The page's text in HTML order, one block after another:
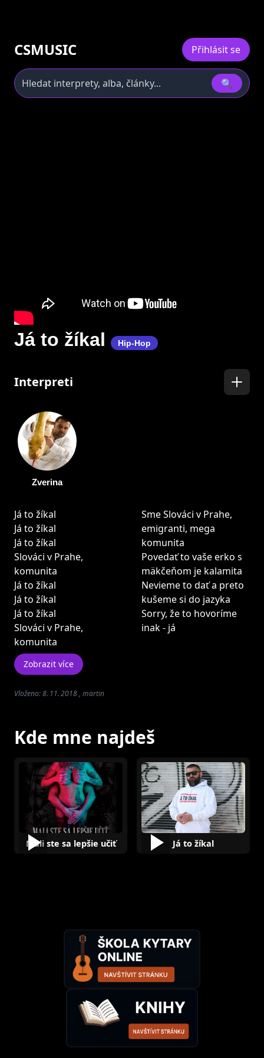
CSMUSIC Přihlásit se
🔍
Já to žíkal Hip-Hop
Interpreti
Zverina
Já to žíkal
Já to žíkal
Já to žíkal
Slováci v Prahe,
komunita
Já to žíkal
Já to žíkal
Já to žíkal
Slováci v Prahe,
komunita
Sme Slováci v Prahe,
emigranti, mega
komunita
Povedať to vaše erko s
mäkčeňom je kalamita
Nevieme to dať a preto
kušeme si do jazyka
Sorry, že to hovoríme
inak - já
Zobrazit více
Vloženo: 8. 11. 2018 , martin
Kde mne najdeš
Mali ste sa lepšie učiť Já to žíkal